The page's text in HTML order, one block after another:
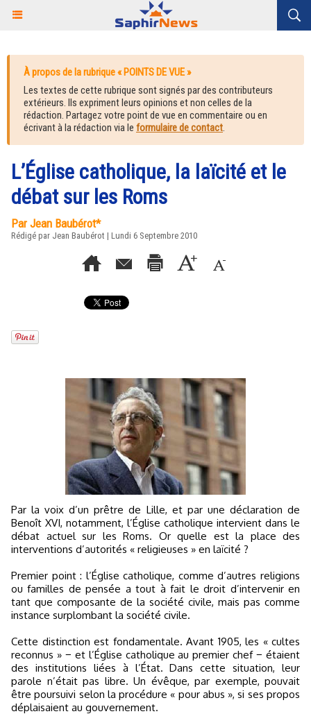
À propos de la rubrique « POINTS DE VUE »
Les textes de cette rubrique sont signés par des contributeurs
extérieurs. Ils expriment leurs opinions et non celles de la
rédaction. Partagez votre point de vue en commentaire ou en
écrivant à la rédaction via le formulaire de contact.
L’Église catholique, la laïcité et le
débat sur les Roms
Par Jean Baubérot*
Rédigé par Jean Baubérot | Lundi 6 Septembre 2010
Par la voix d’un prêtre de Lille, et par une déclaration de
Benoît XVI, notamment, l’Église catholique intervient dans le
débat actuel sur les Roms. Or quelle est la place des
interventions d’autorités « religieuses » en laïcité ?
Premier point : l’Église catholique, comme d’autres religions
ou familles de pensée a tout à fait le droit d’intervenir en
tant que composante de la société civile, mais pas comme
instance surplombant la société civile.
Cette distinction est fondamentale. Avant 1905, les « cultes
reconnus » − et l’Église catholique au premier chef − étaient
des institutions liées à l’État. Dans cette situation, leur
parole n’était pas libre. Un évêque, par exemple, pouvait
être poursuivi selon la procédure « pour abus », si ses propos
déplaisaient au gouvernement.